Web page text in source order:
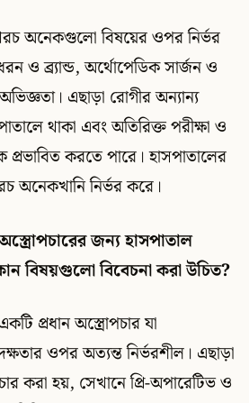
অনেকগুলো বিষয়ের ওপর নির্ভর
ও ব্র্যান্ড, অর্থোপেডিক সার্জন ও
এছাড়া রোগীর অন্যান্য
থাকা এবং অতিরিক্ত পরীক্ষা ও
করতে পারে। হাসপাতালের
অনেকখানি নির্ভর করে।
অস্ত্রোপচারের জন্য হাসপাতাল
বিষয়গুলো বিবেচনা করা উচিত?
প্রধান অস্ত্রোপচার যা
ওপর অত্যন্ত নির্ভরশীল। এছাড়া
করা হয়, সেখানে প্রি-অপারেটিভ ও